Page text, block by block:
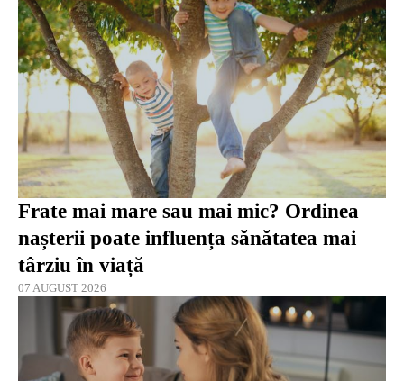
Frate mai mare sau mai mic? Ordinea
nașterii poate influența sănătatea mai
târziu în viață
07 AUGUST 2026